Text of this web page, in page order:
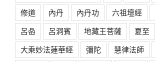
修道
內丹 內丹功 六祖壇經
呂喦
呂洞賓 地藏王菩薩
夏至
大乘妙法蓮華經
彌陀 慧律法師